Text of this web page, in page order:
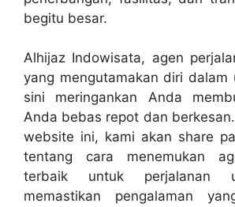
begitu besar.
Alhijaz Indowisata, agen
yang mengutamakan diri dalam
sini meringankan Anda
Anda bebas repot dan
website ini, kami akan share
tentang cara menemukan
terbaik untuk perjalanan
memastikan pengalaman